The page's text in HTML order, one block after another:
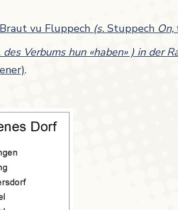
vu Fluppech (s. Stuppech On,
Verbums hun «haben» ) in der
.